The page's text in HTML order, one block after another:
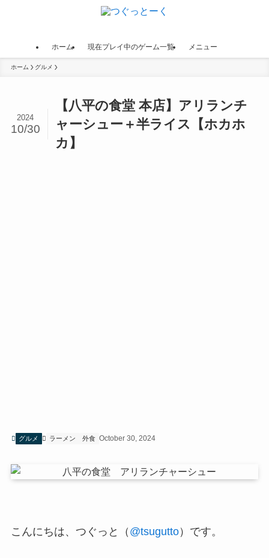
ホーム 現在プレイ中のゲーム一覧 メニュー
ホーム グルメ
【八平の食堂 本店】アリランチ
ャーシュー＋半ライス【ホカホ
カ】
2024
10/30
グルメ ラーメン 外食 October 30, 2024
こんにちは、つぐっと（ @tsugutto）です。